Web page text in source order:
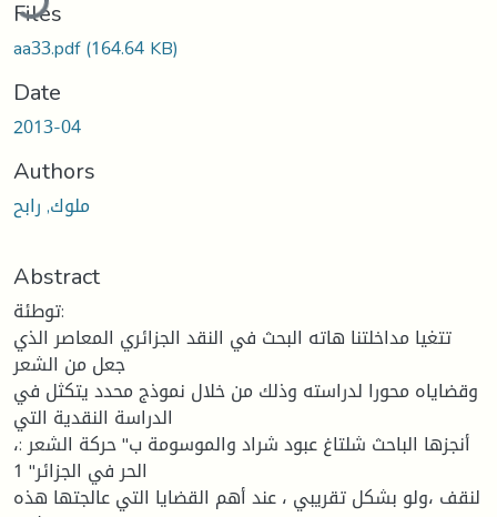
Files
aa33.pdf(164.64 KB)
Date
2013-04
Authors
ملوك, رابح
Abstract
توطئة:
تتغيا مداخلتنا هاته البحث في النقد الجزائري المعاصر الذي
جعل من الشعر
وقضاياه محورا لدراسته وذلك من خلال نموذج محدد يتكثل في
الدراسة النقدية التي
،: أنجزها الباحث شلتاغ عبود شراد والموسومة ب" حركة الشعر
الحر في الجزائر" 1
لنقف ،ولو بشكل تقريبي ، عند أهم القضايا التي عالجتها هذه